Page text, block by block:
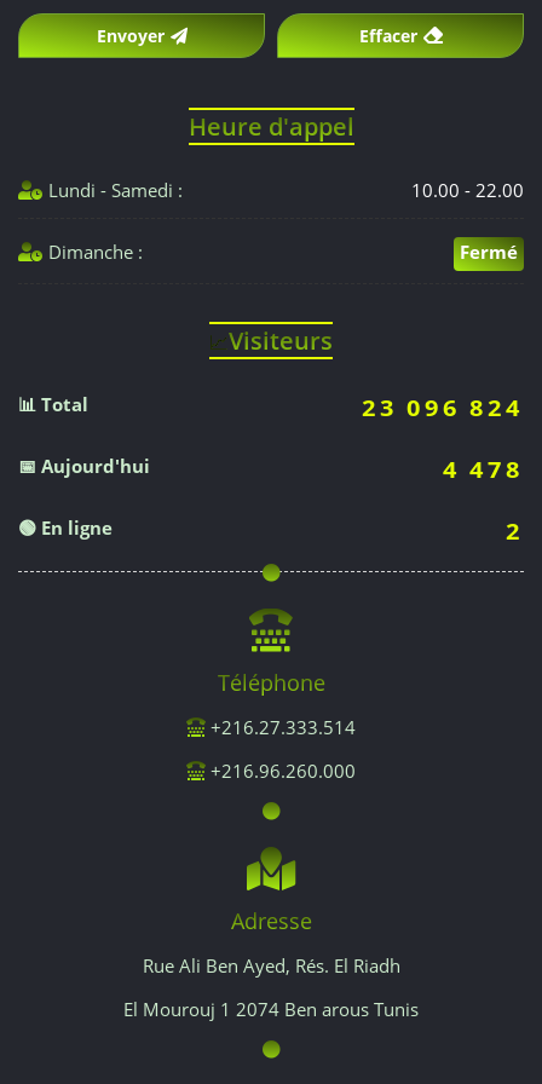
opératoires,
le
suivi
les
consultations
Envoyer Effacer
Heure d'appel
Lundi - Samedi : 10.00 - 22.00
Dimanche : Fermé
📈Visiteurs
📊 Total 23 096 824
📅 Aujourd'hui 4 478
🟢 En ligne 2
Téléphone
+216.27.333.514
+216.96.260.000
Adresse
Rue Ali Ben Ayed, Rés. El Riadh
El Mourouj 1 2074 Ben arous Tunis